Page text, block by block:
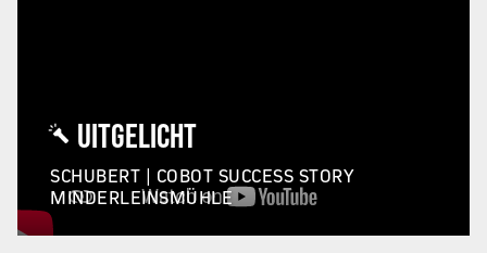
UITGELICHT
SCHUBERT | COBOT SUCCESS STORY
MINDERLEINSMÜHLE